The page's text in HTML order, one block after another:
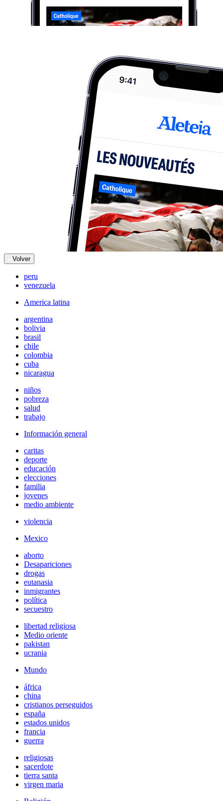
Volver
peru
venezuela
America latina
argentina
bolivia
brasil
chile
colombia
cuba
nicaragua
niños
pobreza
salud
trabajo
Información general
caritas
deporte
educación
elecciones
familia
jovenes
medio ambiente
violencia
Mexico
aborto
Desapariciones
drogas
eutanasia
inmigrantes
política
secuestro
libertad religiosa
Medio oriente
pakistan
ucrania
Mundo
áfrica
china
cristianos perseguidos
españa
estados unidos
francia
guerra
religiosas
sacerdote
tierra santa
virgen maria